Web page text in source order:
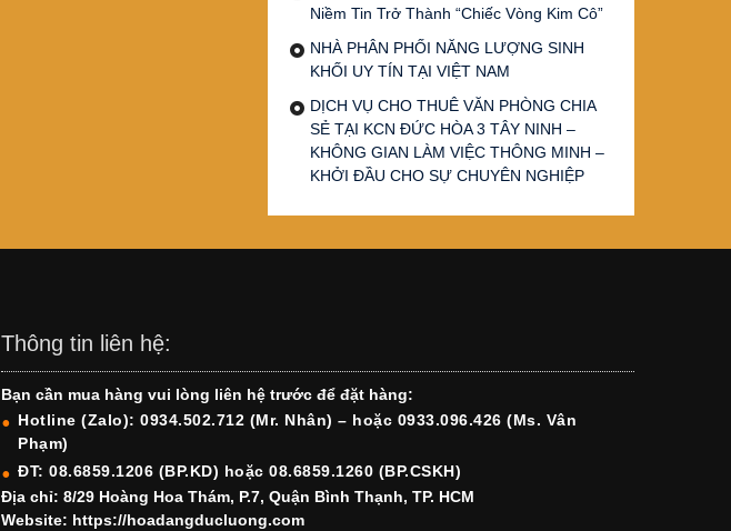
Niềm Tin Trở Thành “Chiếc Vòng Kim Cô”
NHÀ PHÂN PHỐI NĂNG LƯỢNG SINH
KHỐI UY TÍN TẠI VIỆT NAM
DỊCH VỤ CHO THUÊ VĂN PHÒNG CHIA
SẺ TẠI KCN ĐỨC HÒA 3 TÂY NINH –
KHÔNG GIAN LÀM VIỆC THÔNG MINH –
KHỞI ĐẦU CHO SỰ CHUYÊN NGHIỆP
Thông tin liên hệ:
Bạn cần mua hàng vui lòng liên hệ trước để đặt hàng:
Hotline (Zalo): 0934.502.712 (Mr. Nhân) – hoặc 0933.096.426 (Ms. Vân
Phạm)
ĐT: 08.6859.1206 (BP.KD) hoặc 08.6859.1260 (BP.CSKH)
Địa chỉ: 8/29 Hoàng Hoa Thám, P.7, Quận Bình Thạnh, TP. HCM
Website: https://hoadangducluong.com